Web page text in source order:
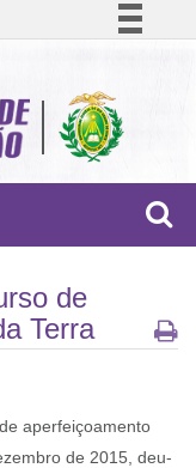
BR
à informação
de
Terra
aperfeiçoamento
de 2015, deu-